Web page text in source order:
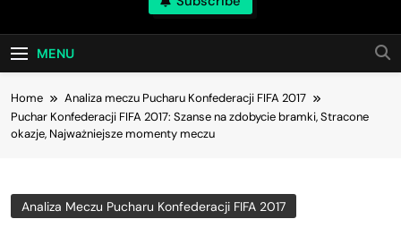
MENU
Home
Analiza meczu Pucharu Konfederacji FIFA 2017
Puchar Konfederacji FIFA 2017: Szanse na zdobycie bramki, Stracone
okazje, Najważniejsze momenty meczu
Analiza Meczu Pucharu Konfederacji FIFA 2017